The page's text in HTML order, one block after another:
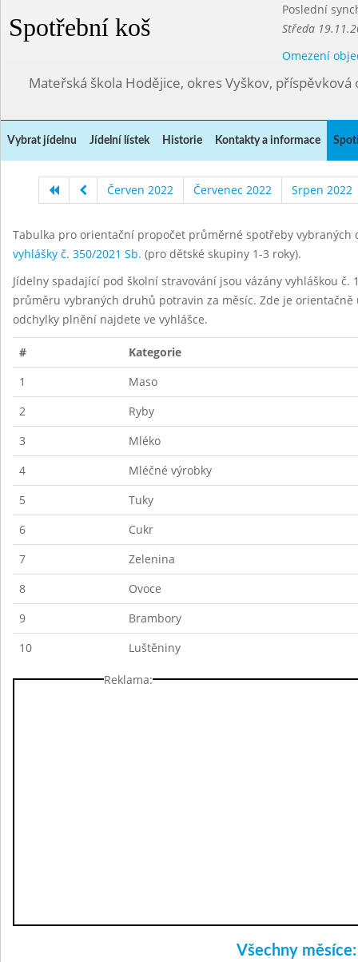
Spotřební koš
Poslední
Středa
Omezení
Mateřská škola Hodějice, okres Vyškov, příspěvková
Vybrat jídelnu Jídelní lístek Historie Kontakty a informace
Červen 2022 Červenec 2022 Srpen 2022
Tabulka pro orientační propočet průměrné spotřeby
vyhlášky č. 350/2021 Sb. (pro dětské skupiny 1-3 roky).
Jídelny spadající pod školní stravování jsou vázány vyhláškou
průměru vybraných druhů potravin za měsíc. Zde je
odchylky plnění najdete ve vyhlášce.
#
Kategorie
1
Maso
2
Ryby
3
Mléko
4
Mléčné výrobky
5
Tuky
6
Cukr
7
Zelenina
8
Ovoce
9
Brambory
10
Luštěniny
Reklama:
Všechny měsíce: